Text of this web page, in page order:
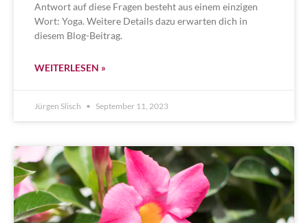
Antwort auf diese Fragen besteht aus einem einzigen
Wort: Yoga. Weitere Details dazu erwarten dich in
diesem Blog-Beitrag.
WEITERLESEN »
Jürgen Slisch September 11, 2023